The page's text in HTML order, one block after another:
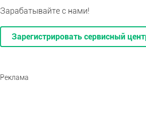
Зарабатывайте с нами!
Зарегистрировать сервисный
Реклама